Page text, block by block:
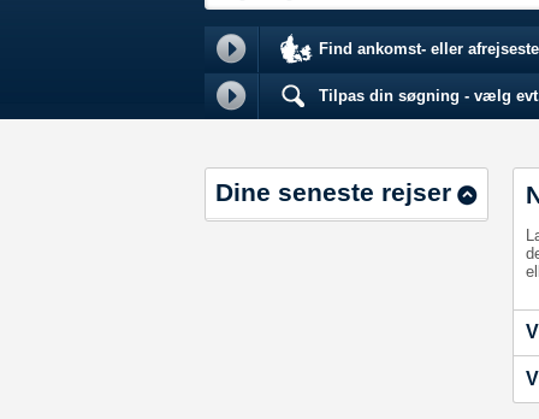
Find ankomst- eller
Tilpas din søgning - vælg
Dine seneste rejser